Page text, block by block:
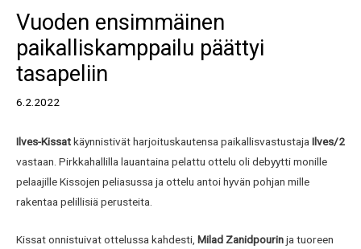
Vuoden ensimmäinen
paikalliskamppailu päättyi
tasapeliin
6.2.2022
Ilves-Kissatkäynnistivät harjoituskautensa paikallisvastustajaIlves/2
vastaan. Pirkkahallilla lauantaina pelattu ottelu oli debyytti monille
pelaajille Kissojen peliasussa ja ottelu antoi hyvän pohjan mille
rakentaa pelillisiä perusteita.
Kissat onnistuivat ottelussa kahdesti, Milad Zanidpourinja tuoreen
selaus